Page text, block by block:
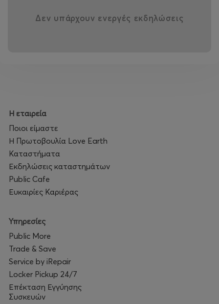
Δεν υπάρχουν ενεργές εκδηλώσεις
Η εταιρεία
Ποιοι είμαστε
Η Πρωτοβουλία Love Earth
Καταστήματα
Εκδηλώσεις καταστημάτων
Public Cafe
Ευκαιρίες Καριέρας
Υπηρεσίες
Public More
Trade & Save
Service by iRepair
Locker Pickup 24/7
Επέκταση Εγγύησης
Συσκευών